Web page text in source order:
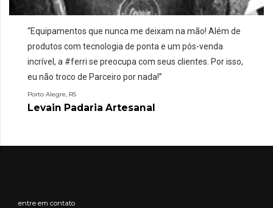
“Equipamentos que nunca me deixam na mão! Além de
produtos com tecnologia de ponta e um pós-venda
incrível, a #ferri se preocupa com seus clientes. Por isso,
eu não troco de Parceiro por nada!”
Porto Alegre, RS
Levain Padaria Artesanal
entre em contato